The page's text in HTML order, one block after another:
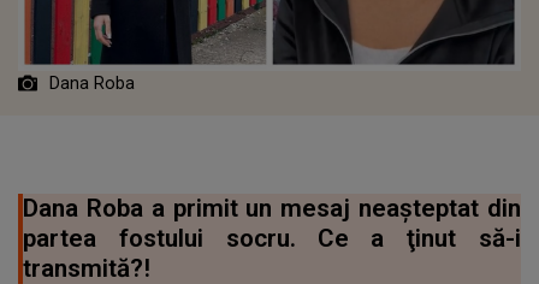
Dana Roba
Dana Roba a primit un mesaj neaşteptat din
partea fostului socru. Ce a ţinut să-i
transmită?!